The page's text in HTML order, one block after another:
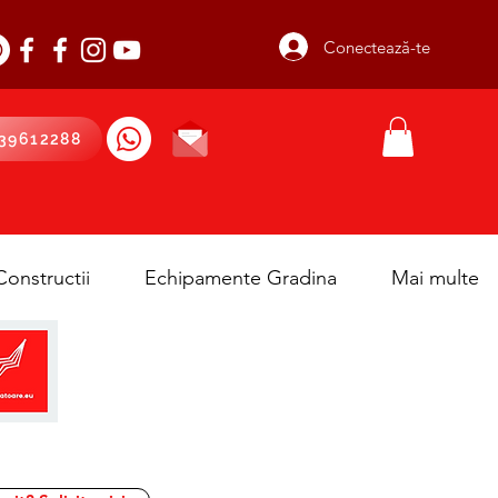
Conectează-te
Echipamente Gradina Mai multe